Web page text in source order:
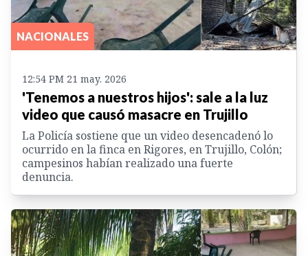
NACIONALES
12:54 PM 21 may. 2026
'Tenemos a nuestros hijos': sale a la luz
video que causó masacre en Trujillo
La Policía sostiene que un video desencadenó lo
ocurrido en la finca en Rigores, en Trujillo, Colón;
campesinos habían realizado una fuerte
denuncia.